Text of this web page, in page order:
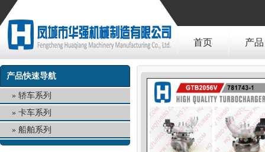
首页 产品
产品快速导航
轿车系列
卡车系列
船舶系列